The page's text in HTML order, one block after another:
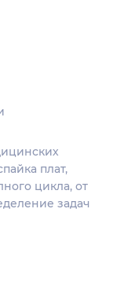
плат,
цикла, от
задач